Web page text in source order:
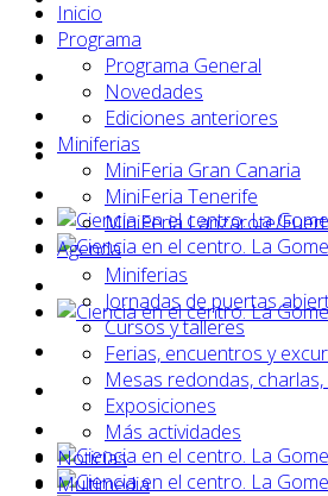
Inicio
Programa
Programa General
Novedades
Ediciones anteriores
Miniferias
MiniFeria Gran Canaria
MiniFeria Tenerife
MiniFeria Lanzarote/
Agenda
Miniferias
Jornadas de puertas
Cursos y talleres
Ferias, encuentros y
Mesas redondas,
Exposiciones
Más actividades
Noticias
Multimedia